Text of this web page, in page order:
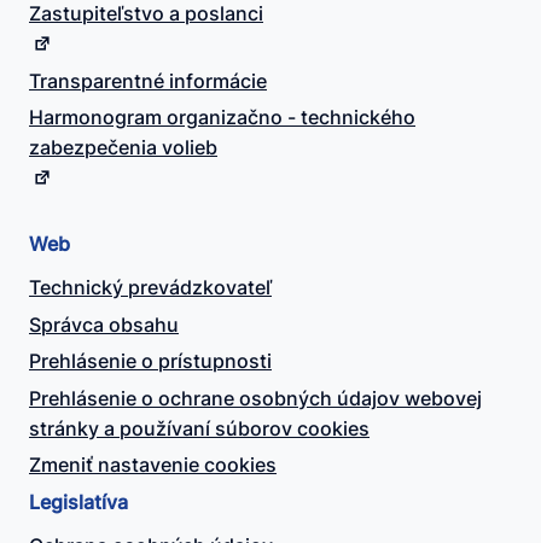
Zastupiteľstvo a poslanci
Transparentné informácie
Harmonogram organizačno - technického
zabezpečenia volieb
Web
Technický prevádzkovateľ
Správca obsahu
Prehlásenie o prístupnosti
Prehlásenie o ochrane osobných údajov webovej
stránky a používaní súborov cookies
Zmeniť nastavenie cookies
Legislatíva